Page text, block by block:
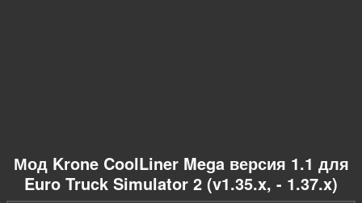
Мод Krone CoolLiner Mega версия 1.1 для
Euro Truck Simulator 2 (v1.35.x, - 1.37.x)